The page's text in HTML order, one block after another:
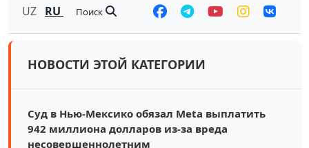
UZ RU Поиск
НОВОСТИ ЭТОЙ КАТЕГОРИИ
Суд в Нью-Мексико обязал Meta выплатить
942 миллиона долларов из-за вреда
несовершеннолетним